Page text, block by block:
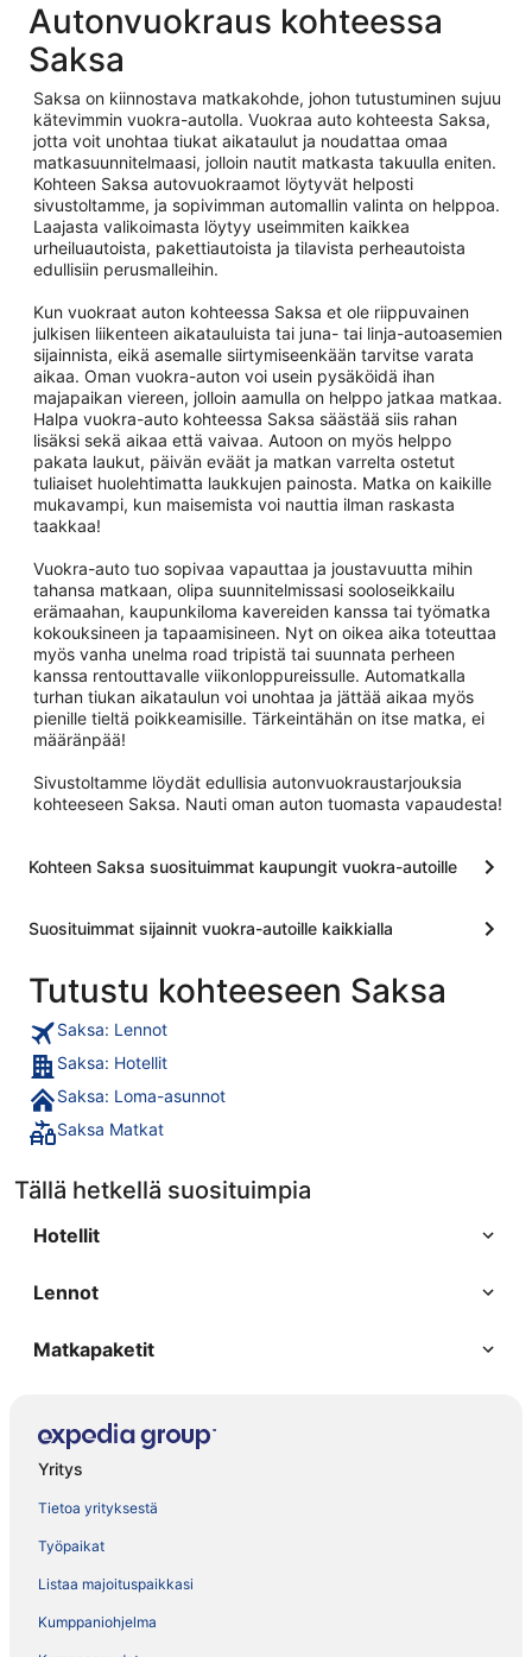
Autonvuokraus kohteessa
Saksa
Saksa on kiinnostava matkakohde, johon tutustuminen sujuu
kätevimmin vuokra-autolla. Vuokraa auto kohteesta Saksa,
jotta voit unohtaa tiukat aikataulut ja noudattaa omaa
matkasuunnitelmaasi, jolloin nautit matkasta takuulla eniten.
Kohteen Saksa autovuokraamot löytyvät helposti
sivustoltamme, ja sopivimman automallin valinta on helppoa.
Laajasta valikoimasta löytyy useimmiten kaikkea
urheiluautoista, pakettiautoista ja tilavista perheautoista
edullisiin perusmalleihin.
Kun vuokraat auton kohteessa Saksa et ole riippuvainen
julkisen liikenteen aikatauluista tai juna- tai linja-autoasemien
sijainnista, eikä asemalle siirtymiseenkään tarvitse varata
aikaa. Oman vuokra-auton voi usein pysäköidä ihan
majapaikan viereen, jolloin aamulla on helppo jatkaa matkaa.
Halpa vuokra-auto kohteessa Saksa säästää siis rahan
lisäksi sekä aikaa että vaivaa. Autoon on myös helppo
pakata laukut, päivän eväät ja matkan varrelta ostetut
tuliaiset huolehtimatta laukkujen painosta. Matka on kaikille
mukavampi, kun maisemista voi nauttia ilman raskasta
taakkaa!
Vuokra-auto tuo sopivaa vapauttaa ja joustavuutta mihin
tahansa matkaan, olipa suunnitelmissasi sooloseikkailu
erämaahan, kaupunkiloma kavereiden kanssa tai työmatka
kokouksineen ja tapaamisineen. Nyt on oikea aika toteuttaa
myös vanha unelma road tripistä tai suunnata perheen
kanssa rentouttavalle viikonloppureissulle. Automatkalla
turhan tiukan aikataulun voi unohtaa ja jättää aikaa myös
pienille tieltä poikkeamisille. Tärkeintähän on itse matka, ei
määränpää!
Sivustoltamme löydät edullisia autonvuokraustarjouksia
kohteeseen Saksa. Nauti oman auton tuomasta vapaudesta!
Kohteen Saksa suosituimmat kaupungit vuokra-autoille
Suosituimmat sijainnit vuokra-autoille kaikkialla
Tutustu kohteeseen Saksa
Saksa: Lennot
Saksa: Hotellit
Saksa: Loma-asunnot
Saksa Matkat
Tällä hetkellä suosituimpia
Hotellit
Lennot
Matkapaketit
Yritys
Tietoa yrityksestä
Työpaikat
Listaa majoituspaikkasi
Kumppaniohjelma